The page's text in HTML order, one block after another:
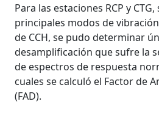
Para las estaciones RCP y
principales modos de
de CCH, se pudo determinar
desamplificación que sufre la
de espectros de respuesta
cuales se calculó el Factor de
(FAD).